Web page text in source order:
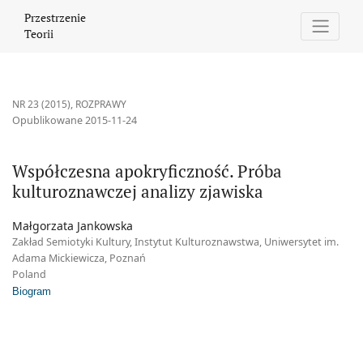
Przestrzenie
Teorii
NR 23 (2015), ROZPRAWY
Współczesna apokryficzność. Próba
kulturoznawczej analizy zjawiska
Opublikowane 2015-11-24
Małgorzata Jankowska
Zakład Semiotyki Kultury, Instytut Kulturoznawstwa, Uniwersytet im.
Adama Mickiewicza, Poznań
Poland
Biogram